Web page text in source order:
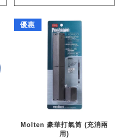
優惠
Molten 豪華打氣筒 (充消兩
用)